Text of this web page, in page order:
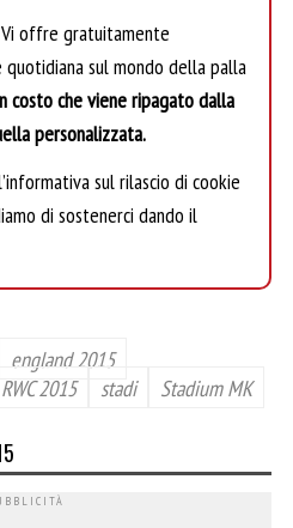
offre gratuitamente
quotidiana sul mondo della palla
costo che viene ripagato dalla
personalizzata.
sul rilascio di cookie
di sostenerci dando il
england 2015
RWC 2015 stadi Stadium MK